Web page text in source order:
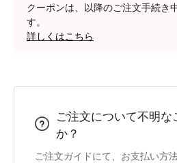
クーポンは、以降のご注文手続き
す。
詳しくはこちら
ご注文について不明な
か？
ご注文ガイドにて、お支払い方